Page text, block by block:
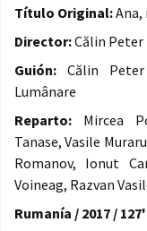
Título Original:
Director:Călin
Guión: Călin
Lumânare
Reparto: Mircea
Tanase, Vasile
Romanov, Ionut
Voineag, Razvan
Rumanía / 2017 / 127'